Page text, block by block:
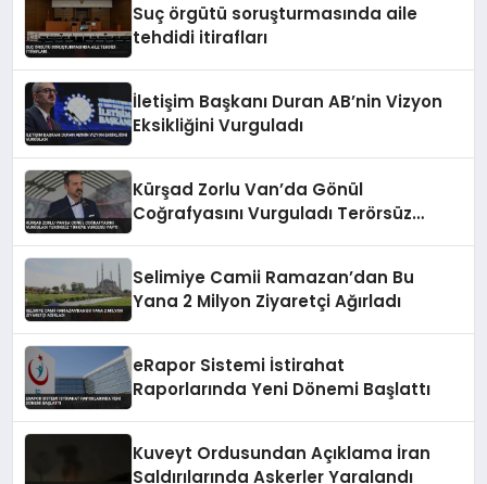
Suç örgütü soruşturmasında aile
tehdidi itirafları
İletişim Başkanı Duran AB’nin Vizyon
Eksikliğini Vurguladı
Kürşad Zorlu Van’da Gönül
Coğrafyasını Vurguladı Terörsüz
Selimiye Camii Ramazan’dan Bu
Yana 2 Milyon Ziyaretçi Ağırladı
eRapor Sistemi İstirahat
Raporlarında Yeni Dönemi Başlattı
Kuveyt Ordusundan Açıklama İran
Saldırılarında Askerler Yaralandı